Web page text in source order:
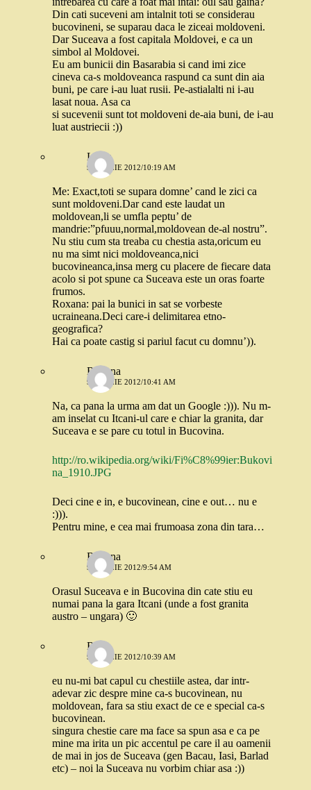
Din cati suceveni am intalnit toti se considerau
bucovineni, se suparau daca le ziceai moldoveni.
Dar Suceava a fost capitala Moldovei, e ca un
simbol al Moldovei.
Eu am bunicii din Basarabia si cand imi zice
cineva ca-s moldoveanca raspund ca sunt din aia
buni, pe care i-au luat rusii. Pe-astialalti ni i-au
lasat noua. Asa ca
si sucevenii sunt tot moldoveni de-aia buni, de i-au
luat austriecii :))
Luiza
9 APRILIE 2012/10:19 AM
Me: Exact,toti se supara domne’ cand le zici ca
sunt moldoveni.Dar cand este laudat un
moldovean,li se umfla peptu’ de
mandrie:”pfuuu,normal,moldovean de-al nostru”.
Nu stiu cum sta treaba cu chestia asta,oricum eu
nu ma simt nici moldoveanca,nici
bucovineanca,insa merg cu placere de fiecare data
acolo si pot spune ca Suceava este un oras foarte
frumos.
Roxana: pai la bunici in sat se vorbeste
ucraineana.Deci care-i delimitarea etno-
geografica?
Hai ca poate castig si pariul facut cu domnu’)).
Roxana
9 APRILIE 2012/10:41 AM
Na, ca pana la urma am dat un Google :))). Nu m-
am inselat cu Itcani-ul care e chiar la granita, dar
Suceava e se pare cu totul in Bucovina.
http://ro.wikipedia.org/wiki/Fi%C8%99ier:Bukovi
na_1910.JPG
Deci cine e in, e bucovinean, cine e out… nu e
:))).
Pentru mine, e cea mai frumoasa zona din tara…
Roxana
9 APRILIE 2012/9:54 AM
Orasul Suceava e in Bucovina din cate stiu eu
numai pana la gara Itcani (unde a fost granita
austro – ungara) 🙂
Robo
9 APRILIE 2012/10:39 AM
eu nu-mi bat capul cu chestiile astea, dar intr-
adevar zic despre mine ca-s bucovinean, nu
moldovean, fara sa stiu exact de ce e special ca-s
bucovinean.
singura chestie care ma face sa spun asa e ca pe
mine ma irita un pic accentul pe care il au oamenii
de mai in jos de Suceava (gen Bacau, Iasi, Barlad
etc) – noi la Suceava nu vorbim chiar asa :))